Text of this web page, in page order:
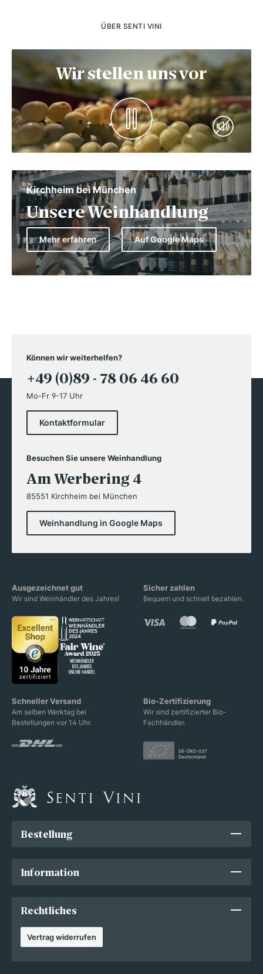
ÜBER SENTI VINI
Wir stellen uns vor
Kirchheim bei München
Unsere Weinhandlung
Mehr erfahren Auf Google Maps
Können wir weiterhelfen?
+49 (0)89 - 78 06 46 60
Mo-Fr 9-17 Uhr
Kontaktformular
Besuchen Sie unsere Weinhandlung
Am Werbering 4
85551 Kirchheim bei München
Weinhandlung in Google Maps
Ausgezeichnet gut
Wir sind Weinhändler des Jahres!
Sicher zahlen
Bequem und schnell bezahlen.
Schneller Versand
Am selben Werktag bei
Bestellungen vor 14 Uhr.
Bio-Zertifizierung
Wir sind zertifizierter Bio-
Fachhändler.
Bestellung
Information
Rechtliches
Vertrag widerrufen